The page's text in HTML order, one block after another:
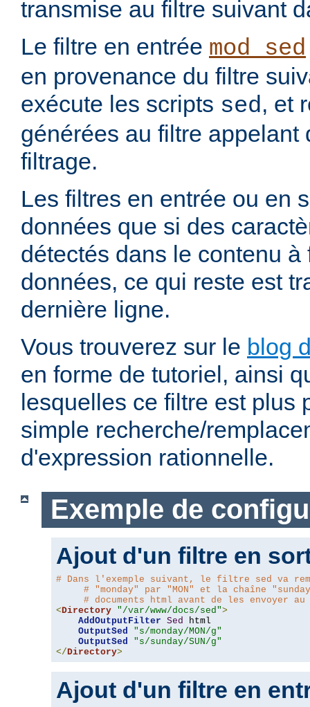
transmise au filtre suivant
Le filtre en entrée mod_sed
en provenance du filtre
exécute les scripts sed, et
générées au filtre appelant
filtrage.
Les filtres en entrée ou en
données que si des
détectés dans le contenu à
données, ce qui reste est
dernière ligne.
Vous trouverez sur le blog
en forme de tutoriel, ainsi
lesquelles ce filtre est plus
simple recherche/
d'expression rationnelle.
Exemple de
Ajout d'un filtre en
# Dans l'exemple suivant, le filtre sed va
# "monday" par "MON" et la chaîne
# documents html avant de les envoyer
<Directory "/var/www/docs/sed">
AddOutputFilter Sed
html
OutputSed
"s/monday/MON/g"
OutputSed
"s/sunday/SUN/g"
</Directory>
Ajout d'un filtre en